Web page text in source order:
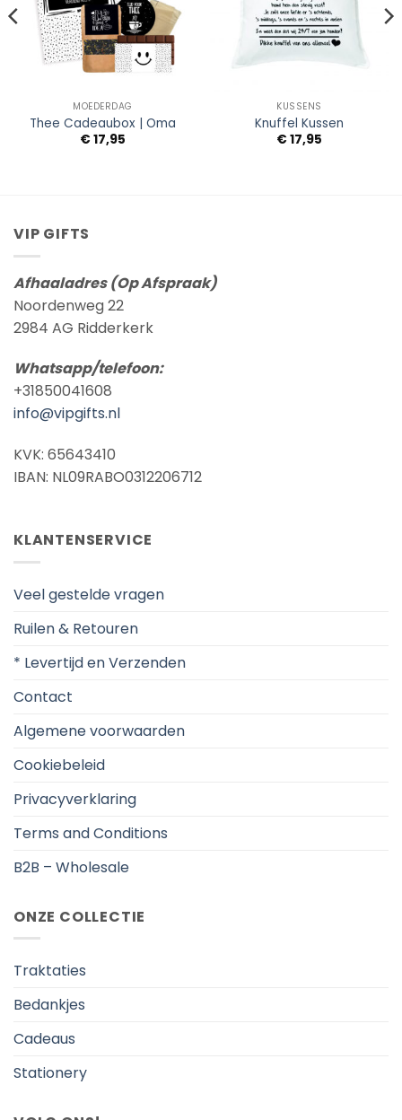
MOEDERDAG
Thee Cadeaubox | Oma
€17,95
KUSSENS
Knuffel Kussen
€17,95
VIP GIFTS
Afhaaladres (Op Afspraak)
Noordenweg 22
2984 AG Ridderkerk
Whatsapp/telefoon:
+31850041608
info@vipgifts.nl
KVK: 65643410
IBAN: NL09RABO0312206712
KLANTENSERVICE
Veel gestelde vragen
Ruilen & Retouren
* Levertijd en Verzenden
Contact
Algemene voorwaarden
Cookiebeleid
Privacyverklaring
Terms and Conditions
B2B – Wholesale
ONZE COLLECTIE
Traktaties
Bedankjes
Cadeaus
Stationery